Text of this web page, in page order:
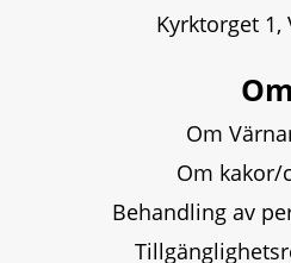
Kyrktorget 1,
Om
Om
Om kakor/
Behandling av